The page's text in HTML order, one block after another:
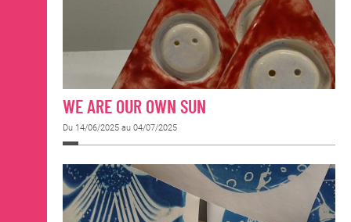
WE ARE OUR OWN SUN
Du 14/06/2025 au 04/07/2025